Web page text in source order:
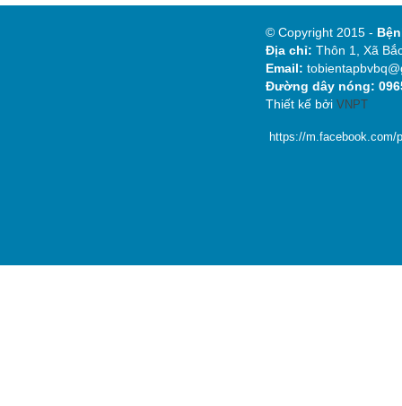
© Copyright 2015 -
Địa chỉ: Thôn 1, Xã
Email:
Đường dây nóng:
Thiết kế bởi VNPT
https://m.facebook.com/